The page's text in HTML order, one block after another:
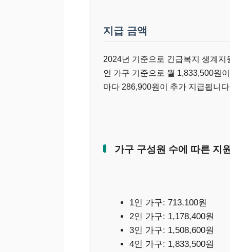
지급 금액
2024년 기준으로 긴급복지 생계
인 가구 기준으로 월 1,833,500원
마다 286,900원이 추가 지급됩니
가구 구성원 수에 따른 지
1인 가구: 713,100원
2인 가구: 1,178,400원
3인 가구: 1,508,600원
4인 가구: 1,833,500원